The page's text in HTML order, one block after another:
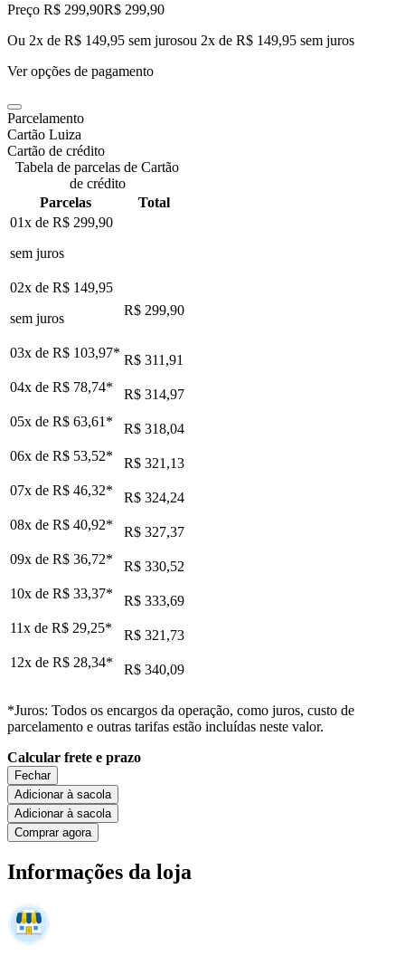
Preço R$ 299,90R$ 299,90
Ou 2x de R$ 149,95 sem jurosou 2x de R$ 149,95 sem juros
Ver opções de pagamento
Parcelamento
Cartão Luiza
Cartão de crédito
Tabela de parcelas de Cartão
de crédito
Parcelas
Total
01x de R$ 299,90
sem juros
02x de R$ 149,95
sem juros
R$ 299,90
03x de R$ 103,97* R$ 311,91
04x de R$ 78,74*
R$ 314,97
05x de R$ 63,61 *
R$ 318,04
06x de R$ 53,52*
R$ 321,13
07x de R$ 46,32*
R$ 324,24
08x de R$ 40,92*
R$ 327,37
09x de R$ 36,72*
R$ 330,52
10x de R$ 33,37*
R$ 333,69
11x de R$ 29,25*
R$ 321,73
12x de R$ 28,34* R$ 340,09
*Juros: Todos os encargos da operação, como juros, custo de
parcelamento e outras tarifas estão incluídas neste valor.
Calcular frete e prazo
Fechar
Adicionar à sacola
Adicionar à sacola
Comprar agora
Informações da loja